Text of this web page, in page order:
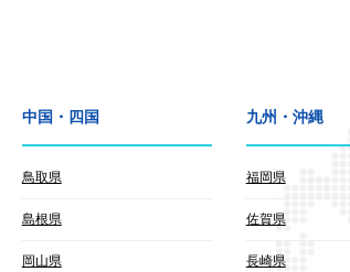
中国・四国
鳥取県
島根県
岡山県
九州・沖縄
福岡県
佐賀県
長崎県